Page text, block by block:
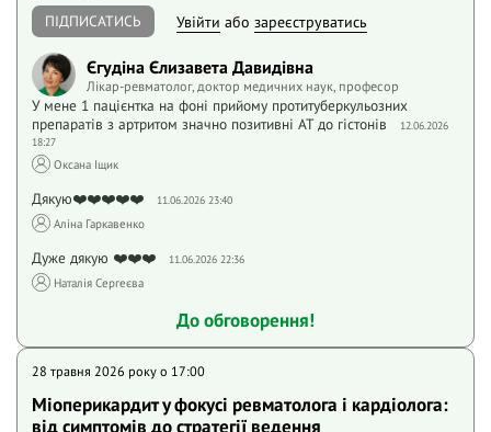
ПІДПИСАТИСЬ Увійти або зареєструватись
Єгудіна Єлизавета Давидівна
Лікар-ревматолог, доктор медичних наук, професор
У мене 1 пацієнтка на фоні прийому протитуберкульозних
препаратів з артритом значно позитивні АТ до гістонів
12.06.2026
18:27
Оксана Іщик
Дякую❤️❤️❤️❤️❤️ 11.06.2026 23:40
Аліна Гаркавенко
Дуже дякую ❤️❤️❤️ 11.06.2026 22:36
Наталія Сергеєва
До обговорення!
28 травня 2026 року o 17:00
Міоперикардит у фокусі ревматолога і кардіолога:
від симптомів до стратегії ведення